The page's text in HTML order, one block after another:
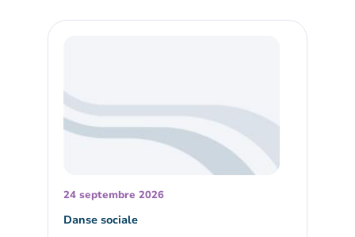
24 septembre 2026
Danse sociale